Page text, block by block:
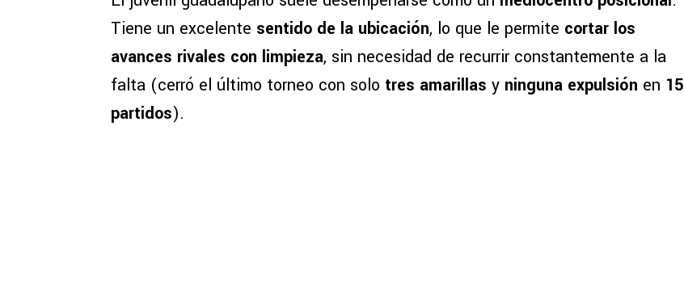
Tiene un excelente sentido de la ubicación, lo que le permite cortar los
avances rivales con limpieza, sin necesidad de recurrir constantemente a la
falta (cerró el último torneo con solo tres amarillas y ninguna expulsión en 15
partidos).